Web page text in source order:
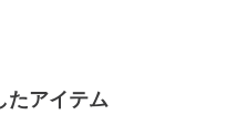
たアイテム